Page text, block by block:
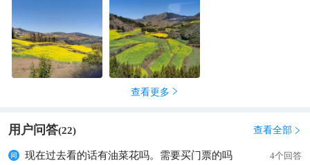
查看更多 
用户问答(22) 查看全部 
现在过去看的话有油菜花吗。需要买门票的吗 4个回答